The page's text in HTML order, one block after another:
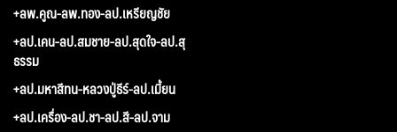
+ลพ.คูณ-ลพ.ทอง-ลป.เหรียญชัย
+ลป.เคน-ลป.สมชาย-ลป.สุดใจ-ลป.สุ
ธรรม
+ลป.มหาสีทน-หลวงปู่ธีร์-ลป.เมี้ยน
+ลป.เครื่อง-ลป.ชา-ลป.สี-ลป.จาม